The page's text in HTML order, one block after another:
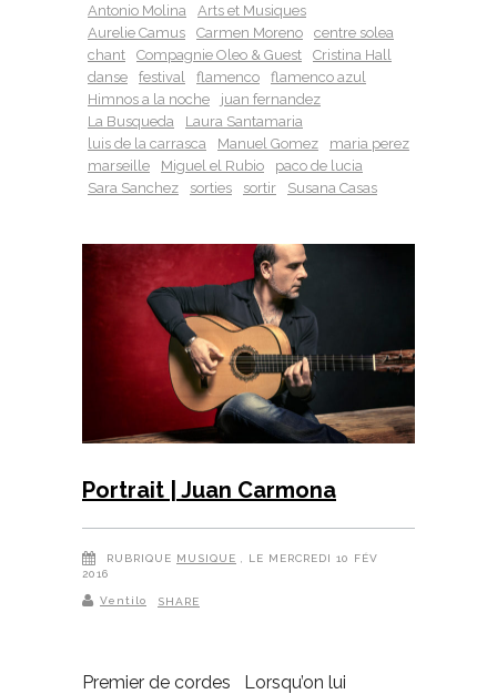
Antonio Molina
Arts et Musiques
Aurelie Camus
Carmen Moreno
centre solea
chant
Compagnie Oleo & Guest
Cristina Hall
danse
festival flamenco
flamenco azul
Himnos a la noche
juan fernandez
La Busqueda
Laura Santamaria
luis de la carrasca
Manuel Gomez
maria perez
marseille
Miguel el Rubio
paco de lucia
Sara Sanchez
sorties sortir Susana Casas
Portrait | Juan Carmona
RUBRIQUE MUSIQUE
, LE MERCREDI 10 FÉV
2016
Ventilo SHARE
Premier de cordes Lorsqu’on lui